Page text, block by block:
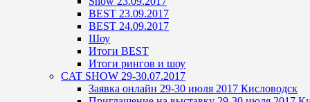
BEST 23.09.2017
BEST 24.09.2017
Шоу
Итоги BEST
Итоги рингов и шоу
CAT SHOW 29-30.07.2017
Заявка онлайн 29-30 июля 2017 Кисловодск